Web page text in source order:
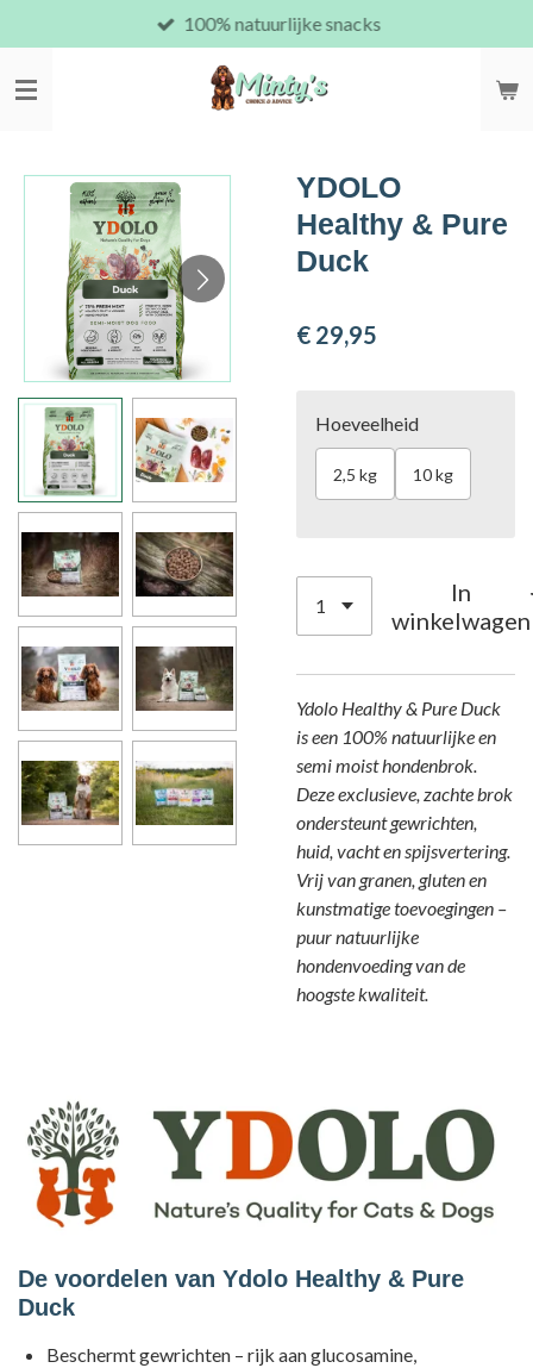
direct
naar
100% natuurlijke snacks
YDOLO
Healthy & Pure
Duck
€ 29,95
Hoeveelheid
2,5 kg 10 kg
In
winkelwagen
Ydolo Healthy & Pure Duck
is een 100% natuurlijke en
semi moist hondenbrok.
Deze exclusieve, zachte brok
ondersteunt gewrichten,
huid, vacht en spijsvertering.
Vrij van granen, gluten en
kunstmatige toevoegingen –
puur natuurlijke
hondenvoeding van de
hoogste kwaliteit.
De voordelen van Ydolo Healthy & Pure
Duck
Beschermt gewrichten – rijk aan glucosamine,